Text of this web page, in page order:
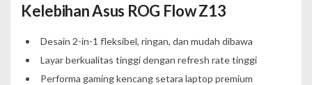
Kelebihan Asus ROG Flow Z13
Desain 2-in-1 fleksibel, ringan, dan mudah dibawa
Layar berkualitas tinggi dengan refresh rate tinggi
Performa gaming kencang setara laptop premium